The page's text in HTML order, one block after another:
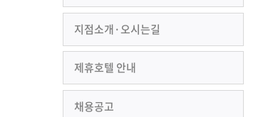
지점소개·오시는길
제휴호텔 안내
채용공고